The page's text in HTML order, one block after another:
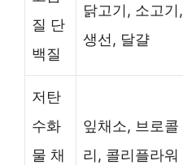
질 단
백질
닭고기, 소고기,
생선, 달걀
저탄
수화
물 채
잎채소, 브로콜
리, 콜리플라워